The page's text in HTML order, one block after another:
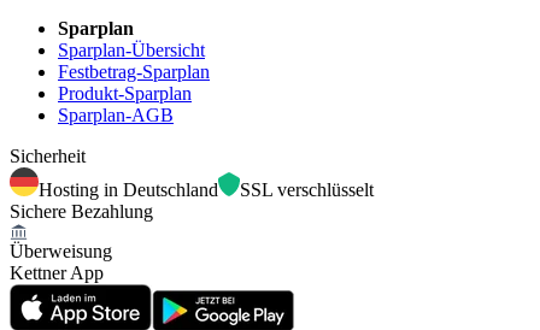
Sparplan
Sparplan-Übersicht
Festbetrag-Sparplan
Produkt-Sparplan
Sparplan-AGB
Sicherheit
Hosting in Deutschland
SSL verschlüsselt
Sichere Bezahlung
Überweisung
Kettner App